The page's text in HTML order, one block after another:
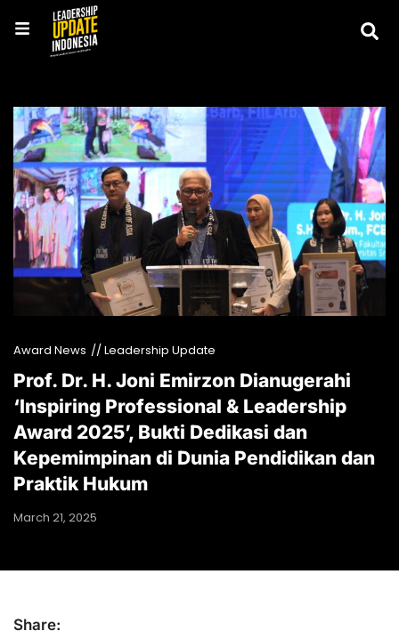
Award News // Leadership Update
Prof. Dr. H. Joni Emirzon Dianugerahi
‘Inspiring Professional & Leadership
Award 2025’, Bukti Dedikasi dan
Kepemimpinan di Dunia Pendidikan dan
Praktik Hukum
March 21, 2025
Share: